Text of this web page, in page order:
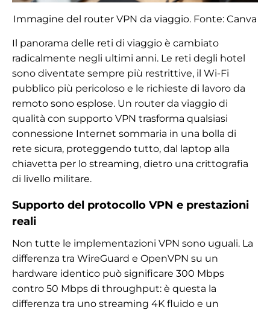
Immagine del router VPN da viaggio. Fonte: Canva
Il panorama delle reti di viaggio è cambiato
radicalmente negli ultimi anni. Le reti degli hotel
sono diventate sempre più restrittive, il Wi-Fi
pubblico più pericoloso e le richieste di lavoro da
remoto sono esplose. Un router da viaggio di
qualità con supporto VPN trasforma qualsiasi
connessione Internet sommaria in una bolla di
rete sicura, proteggendo tutto, dal laptop alla
chiavetta per lo streaming, dietro una crittografia
di livello militare.
Supporto del protocollo VPN e prestazioni
reali
Non tutte le implementazioni VPN sono uguali. La
differenza tra WireGuard e OpenVPN su un
hardware identico può significare 300 Mbps
contro 50 Mbps di throughput: è questa la
differenza tra uno streaming 4K fluido e un